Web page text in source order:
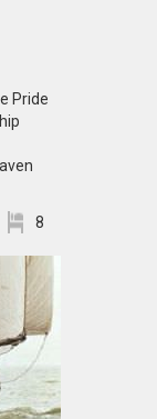
Pride
8